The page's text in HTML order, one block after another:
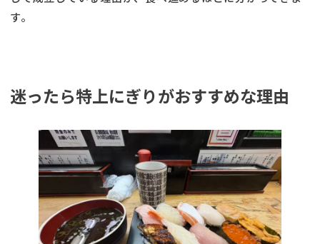
す。
迷ったら特上にぎりがおすすめな理由